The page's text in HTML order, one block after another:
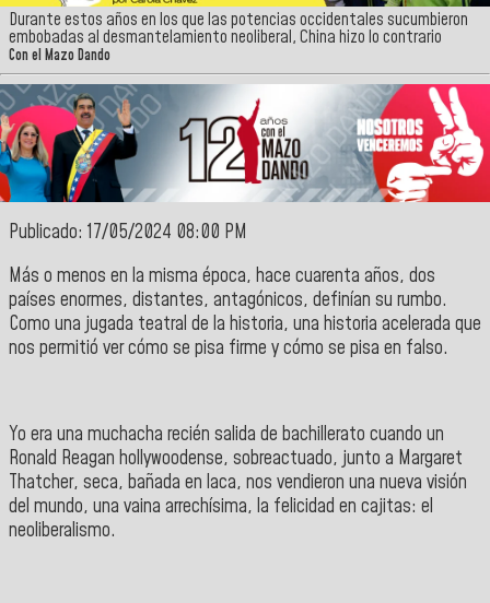
Durante estos años en los que las potencias occidentales sucumbieron
embobadas al desmantelamiento neoliberal, China hizo lo contrario
Con el Mazo Dando
Publicado: 17/05/2024 08:00 PM
Más o menos en la misma época, hace cuarenta años, dos
países enormes, distantes, antagónicos, definían su rumbo.
Como una jugada teatral de la historia, una historia acelerada que
nos permitió ver cómo se pisa firme y cómo se pisa en falso.
Yo era una muchacha recién salida de bachillerato cuando un
Ronald Reagan hollywoodense, sobreactuado, junto a Margaret
Thatcher, seca, bañada en laca, nos vendieron una nueva visión
del mundo, una vaina arrechísima, la felicidad en cajitas: el
neoliberalismo.